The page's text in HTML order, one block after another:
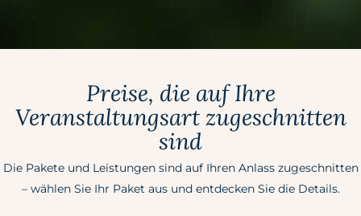
Preise, die auf Ihre
Veranstaltungsart zugeschnitten
sind
Die Pakete und Leistungen sind auf Ihren Anlass zugeschnitten
– wählen Sie Ihr Paket aus und entdecken Sie die Details.